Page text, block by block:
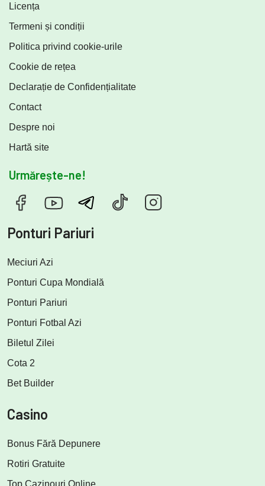
Licența
Termeni și condiții
Politica privind cookie-urile
Cookie de rețea
Declarație de Confidențialitate
Contact
Despre noi
Hartă site
Urmărește-ne!
Ponturi Pariuri
Meciuri Azi
Ponturi Cupa Mondială
Ponturi Pariuri
Ponturi Fotbal Azi
Biletul Zilei
Cota 2
Bet Builder
Casino
Bonus Fără Depunere
Rotiri Gratuite
Top Cazinouri Online